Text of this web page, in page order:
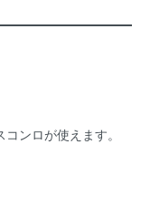
ンロが使えます。